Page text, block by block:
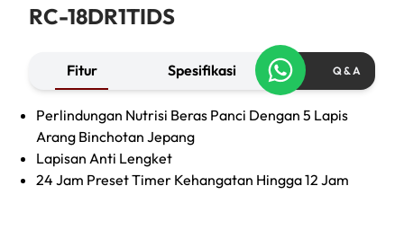
RC-18DR1TIDS
Fitur Spesifikasi Q & A
Perlindungan Nutrisi Beras Panci Dengan 5 Lapis
Arang Binchotan Jepang
Lapisan Anti Lengket
24 Jam Preset Timer Kehangatan Hingga 12 Jam